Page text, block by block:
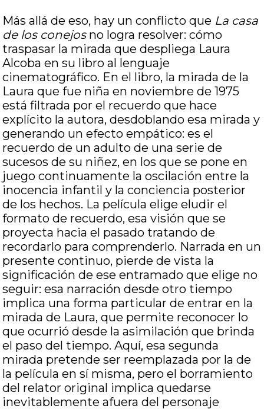
Más allá de eso, hay un conflicto que La casa
de los conejosno logra resolver: cómo
traspasar la mirada que despliega Laura
Alcoba en su libro al lenguaje
cinematográfico. En el libro, la mirada de la
Laura que fue niña en noviembre de 1975
está filtrada por el recuerdo que hace
explícito la autora, desdoblando esa mirada y
generando un efecto empático: es el
recuerdo de un adulto de una serie de
sucesos de su niñez, en los que se pone en
juego continuamente la oscilación entre la
inocencia infantil y la conciencia posterior
de los hechos. La película elige eludir el
formato de recuerdo, esa visión que se
proyecta hacia el pasado tratando de
recordarlo para comprenderlo. Narrada en un
presente continuo, pierde de vista la
significación de ese entramado que elige no
seguir: esa narración desde otro tiempo
implica una forma particular de entrar en la
mirada de Laura, que permite reconocer lo
que ocurrió desde la asimilación que brinda
el paso del tiempo. Aquí, esa segunda
mirada pretende ser reemplazada por la de
la película en sí misma, pero el borramiento
del relator original implica quedarse
inevitablemente afuera del personaje